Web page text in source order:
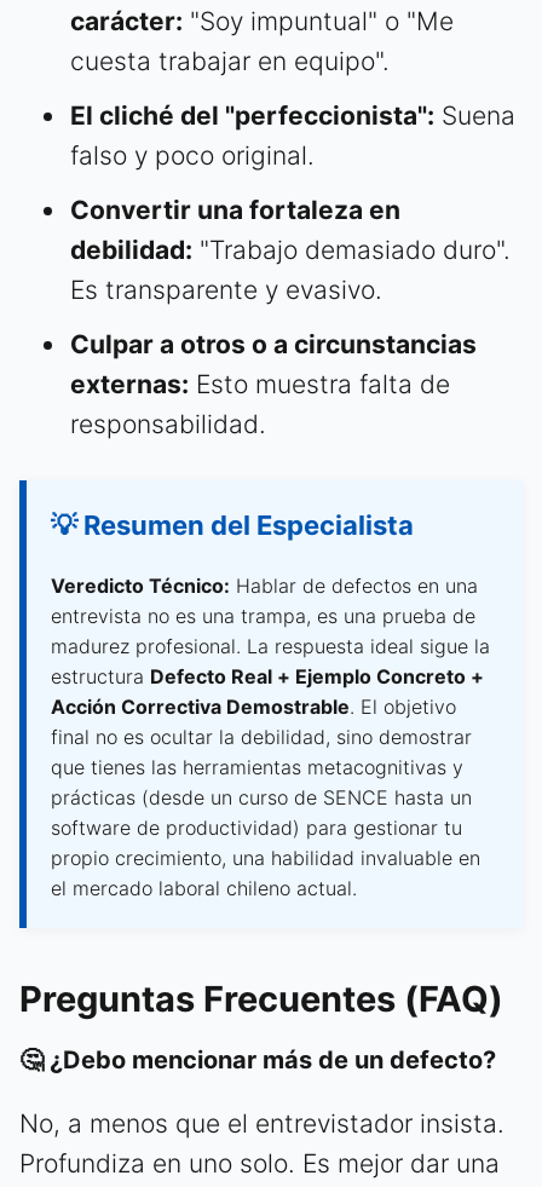
carácter: "Soy impuntual" o "Me
cuesta trabajar en equipo".
El cliché del "perfeccionista": Suena
falso y poco original.
Convertir una fortaleza en
debilidad: "Trabajo demasiado duro".
Es transparente y evasivo.
Culpar a otros o a circunstancias
externas: Esto muestra falta de
responsabilidad.
💡 Resumen del Especialista
Veredicto Técnico: Hablar de defectos en una
entrevista no es una trampa, es una prueba de
madurez profesional. La respuesta ideal sigue la
estructura Defecto Real + Ejemplo Concreto +
Acción Correctiva Demostrable. El objetivo
final no es ocultar la debilidad, sino demostrar
que tienes las herramientas metacognitivas y
prácticas (desde un curso de SENCE hasta un
software de productividad) para gestionar tu
propio crecimiento, una habilidad invaluable en
el mercado laboral chileno actual.
Preguntas Frecuentes (FAQ)
🤔 ¿Debo mencionar más de un defecto?
No, a menos que el entrevistador insista.
Profundiza en uno solo. Es mejor dar una